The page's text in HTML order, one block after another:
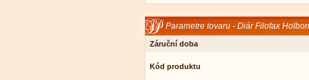
Parametre tovaru - Diár Filofax
Záruční doba
Kód produktu